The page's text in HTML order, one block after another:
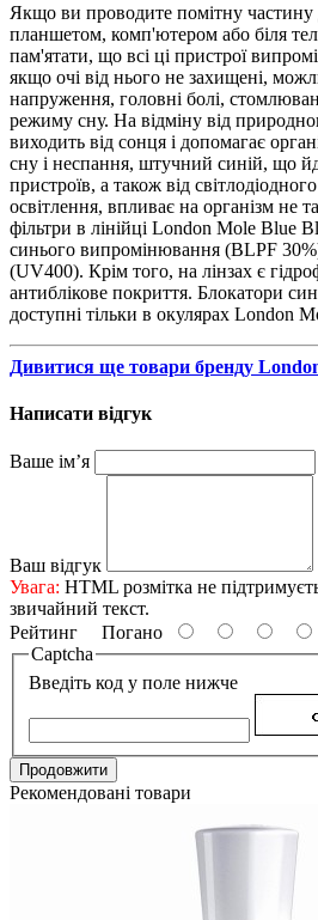
Якщо ви проводите помітну
планшетом, комп'ютером або біля
пам'ятати, що всі ці пристрої
якщо очі від нього не захищені,
напруження, головні болі,
режиму сну. На відміну від
виходить від сонця і допомагає
сну і неспання, штучний синій, що
пристроїв, а також від
освітлення, впливає на організм не
фільтри в лінійці London Mole Blue
синього випромінювання (BLPF 30%)
(UV400). Крім того, на лінзах є
антиблікове покриття. Блокатори
доступні тільки в окулярах London
Дивитися ще товари бренду
Написати відгук
Ваше ім’я
Ваш відгук
Увага: HTML розмітка не
звичайний текст.
Рейтинг Погано
Captcha
Введіть код у поле нижче
Продовжити
Рекомендовані товари